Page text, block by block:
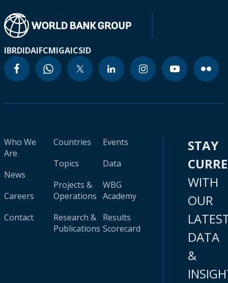
IBRDIDAIFCMIGAICSID
Who We
Are
News
Careers
Contact
Countries
Topics
Projects &
Operations
Research &
Publications
Events
Data
WBG
Academy
Results
Scorecard
STAY
WITH
OUR
DATA
&